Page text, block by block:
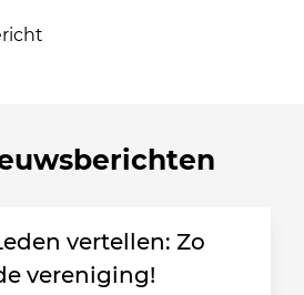
vertellen: Zo
vereniging!